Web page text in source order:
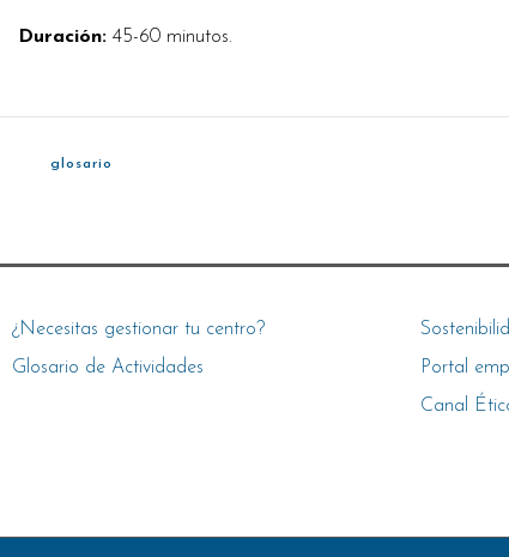
Duración: 45-60 minutos.
glosario
¿Necesitas gestionar tu centro?
Glosario de Actividades
Portal
Canal